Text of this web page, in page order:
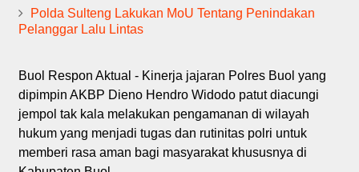
Polda Sulteng Lakukan MoU Tentang Penindakan
Pelanggar Lalu Lintas
Buol Respon Aktual - Kinerja jajaran Polres Buol yang
dipimpin AKBP Dieno Hendro Widodo patut diacungi
jempol tak kala melakukan pengamanan di wilayah
hukum yang menjadi tugas dan rutinitas polri untuk
memberi rasa aman bagi masyarakat khususnya di